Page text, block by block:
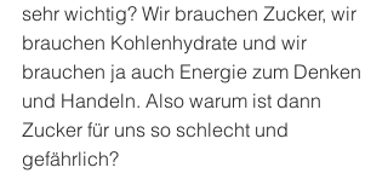
sehr wichtig? Wir brauchen Zucker, wir
brauchen Kohlenhydrate und wir
brauchen ja auch Energie zum Denken
und Handeln. Also warum ist dann
Zucker für uns so schlecht und
gefährlich?